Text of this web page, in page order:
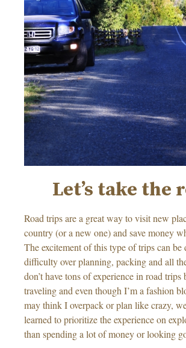
Let’s take the
Road trips are a great way to visit new
country (or a new one) and save money
The excitement of this type of trips can be
difficulty over planning, packing and all
don’t have tons of experience in road trips
traveling and even though I’m a fashion
may think I overpack or plan like crazy,
learned to prioritize the experience on
than spending a lot of money or looking